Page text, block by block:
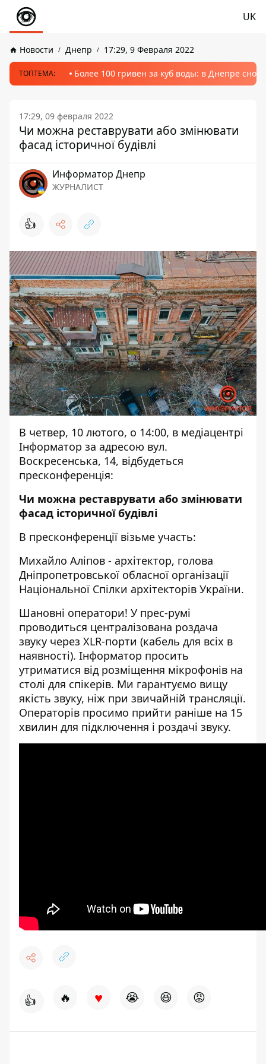
UK
Новости Днепр 17:29, 9 Февраля 2022
ТОПТЕМА: Более 100 гривен за куб воды: в Днепре
17:29, 09 февраля 2022
Чи можна реставрувати або змінювати
фасад історичної будівлі
Информатор Днепр
ЖУРНАЛИСТ
👍
В четвер, 10 лютого, о 14:00, в медіацентрі
Інформатор за адресою вул.
Воскресенська, 14, відбудеться
пресконференція:
Чи можна реставрувати або змінювати
фасад історичної будівлі
В пресконференції візьме участь:
Михайло Аліпов - архітектор, голова
Дніпропетровської обласної організації
Національної Спілки архітекторів України.
Шановні оператори! У прес-румі
проводиться централізована роздача
звуку через XLR-порти (кабель для всіх в
наявності). Інформатор просить
утриматися від розміщення мікрофонів на
столі для спікерів. Ми гарантуємо вищу
якість звуку, ніж при звичайній трансляції.
Операторів просимо прийти раніше на 15
хвилин для підключення і роздачі звуку.
👍 🔥 ♥ 😭 😆 😡